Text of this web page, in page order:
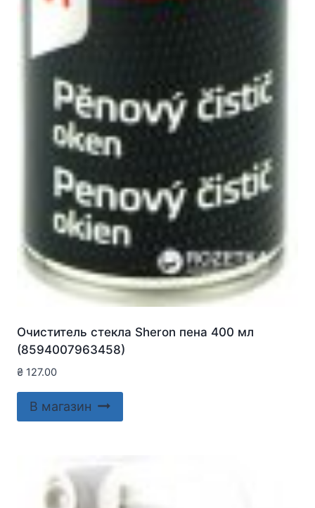
Очиститель стекла Sheron пена 400 мл
(8594007963458)
₴ 127.00
В магазин